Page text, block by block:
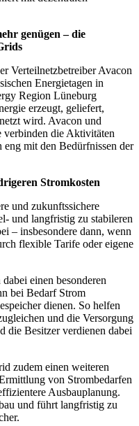
genügen – die
Verteilnetzbetreiber Avacon
Energietagen in
Region Lüneburg
erzeugt, geliefert,
wird. Avacon und
verbinden die Aktivitäten
eng mit den Bedürfnissen der
Stromkosten
und zukunftssichere
und langfristig zu stabileren
– insbesondere dann, wenn
flexible Tarife oder eigene
einen besonderen
bei Bedarf Strom
dienen. So helfen
und die Versorgung
die Besitzer verdienen dabei
zudem einen weiteren
von Strombedarfen
Ausbauplanung.
und führt langfristig zu